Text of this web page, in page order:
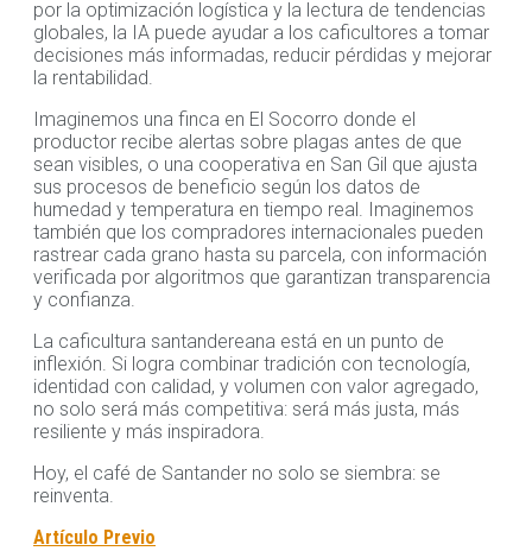
por la optimización logística y la lectura de tendencias
globales, la IA puede ayudar a los caficultores a tomar
decisiones más informadas, reducir pérdidas y mejorar
la rentabilidad.
Imaginemos una finca en El Socorro donde el
productor recibe alertas sobre plagas antes de que
sean visibles, o una cooperativa en San Gil que ajusta
sus procesos de beneficio según los datos de
humedad y temperatura en tiempo real. Imaginemos
también que los compradores internacionales pueden
rastrear cada grano hasta su parcela, con información
verificada por algoritmos que garantizan transparencia
y confianza.
La caficultura santandereana está en un punto de
inflexión. Si logra combinar tradición con tecnología,
identidad con calidad, y volumen con valor agregado,
no solo será más competitiva: será más justa, más
resiliente y más inspiradora.
Hoy, el café de Santander no solo se siembra: se
reinventa.
Artículo Previo